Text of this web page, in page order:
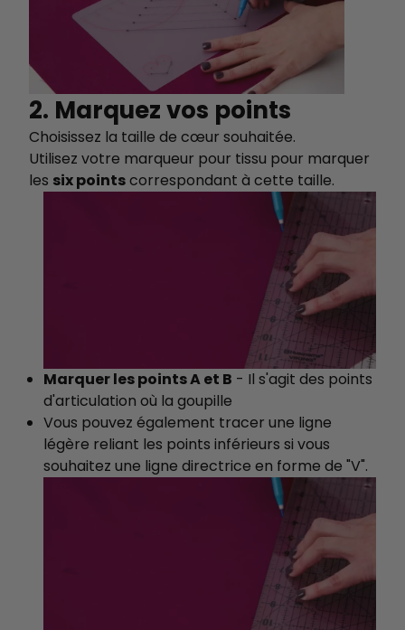
2. Marquez vos points
Choisissez la taille de cœur souhaitée.
Utilisez votre marqueur pour tissu pour marquer
les six pointscorrespondant à cette taille.
Marquer les points A et B - Il s'agit des points
d'articulation où la goupille
Vous pouvez également tracer une ligne
légère reliant les points inférieurs si vous
souhaitez une ligne directrice en forme de "V".